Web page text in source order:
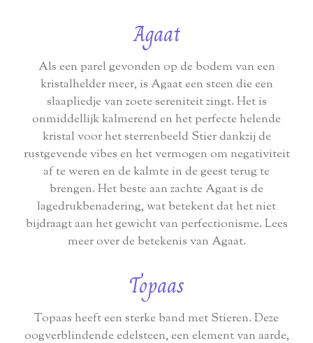
Agaat
Als een parel gevonden op de bodem van een
kristalhelder meer, is Agaat een steen die een
slaapliedje van zoete sereniteit zingt. Het is
onmiddellijk kalmerend en het perfecte helende
kristal voor het sterrenbeeld Stier dankzij de
rustgevende vibes en het vermogen om negativiteit
af te weren en de kalmte in de geest terug te
brengen. Het beste aan zachte Agaat is de
lagedrukbenadering, wat betekent dat het niet
bijdraagt aan het gewicht van perfectionisme. Lees
meer over de betekenis van Agaat.
Topaas
Topaas heeft een sterke band met Stieren. Deze
oogverblindende edelsteen, een element van aarde,